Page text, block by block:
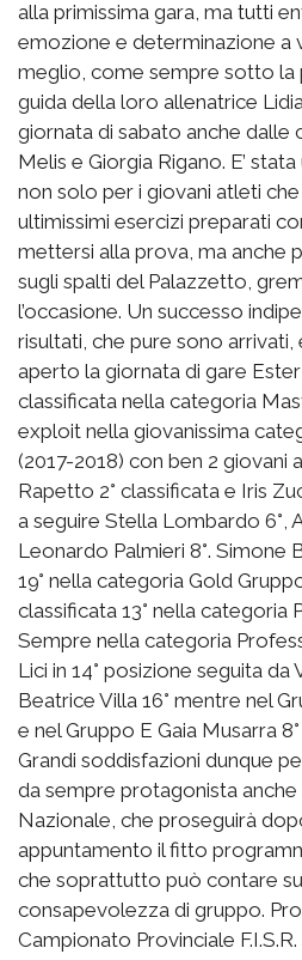
alla primissima gara, ma tutti
emozione e determinazione a
meglio, come sempre sotto la
guida della loro allenatrice
giornata di sabato anche dalle
Melis e Giorgia Rigano. E’
non solo per i giovani atleti
ultimissimi esercizi preparati
mettersi alla prova, ma anche
sugli spalti del Palazzetto,
l’occasione. Un successo
risultati, che pure sono
aperto la giornata di gare Ester
classificata nella categoria
exploit nella giovanissima
(2017-2018) con ben 2 giovani
Rapetto 2° classificata e Iris
a seguire Stella Lombardo 6°,
Leonardo Palmieri 8°. Simone
19° nella categoria Gold
classificata 13° nella categoria
Sempre nella categoria
Lici in 14° posizione seguita da
Beatrice Villa 16° mentre nel
e nel Gruppo E Gaia Musarra
Grandi soddisfazioni dunque
da sempre protagonista
Nazionale, che proseguirà
appuntamento il fitto
che soprattutto può contare
consapevolezza di gruppo.
Campionato Provinciale